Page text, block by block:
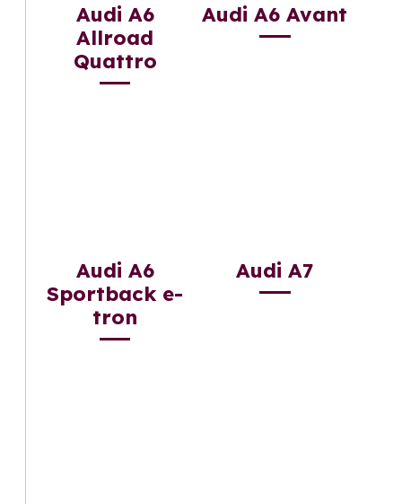
Audi A6
Allroad
Quattro
Audi A6 Avant
Audi A6
Sportback e-
tron
Audi A7